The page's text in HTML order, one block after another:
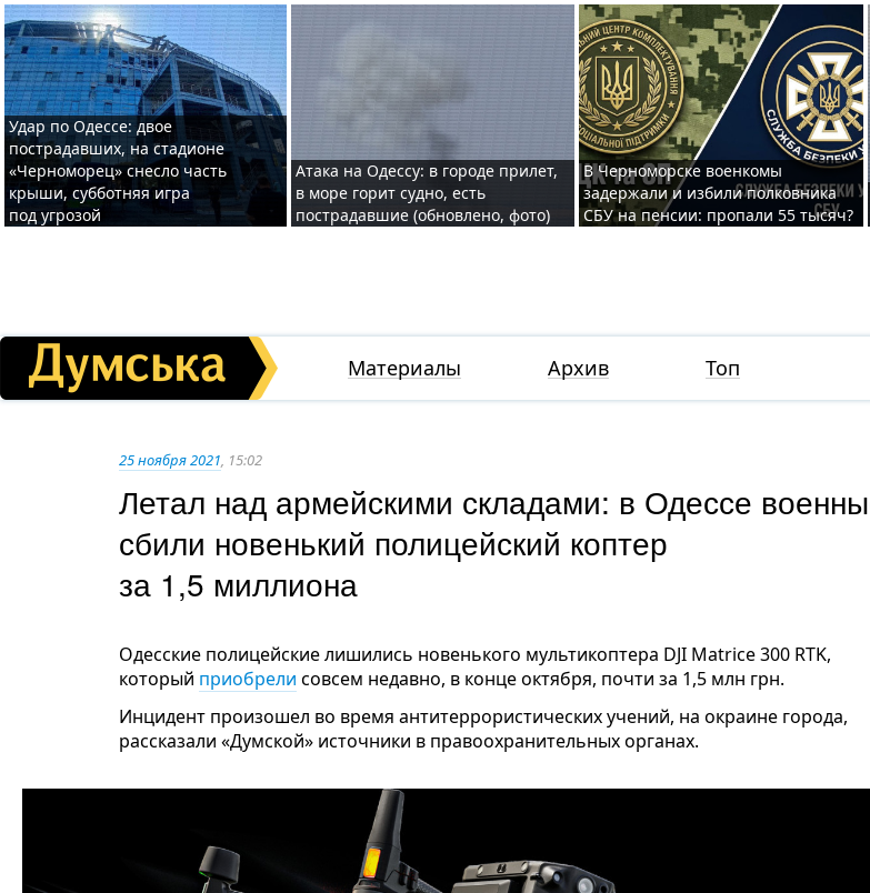
Удар по Одессе: двое
пострадавших, на стадионе
«Черноморец» снесло часть
крыши, субботняя игра
под угрозой
Атака на Одессу: в городе прилет,
в море горит судно, есть
пострадавшие (обновлено, фото)
В Черноморске военкомы
задержали и избили полковника
СБУ на пенсии: пропали 55 тысяч?
Материалы Архив Топ
25 ноября 2021, 15:02
Летал над армейскими складами: в Одессе
сбили новенький полицейский коптер
за 1,5 миллиона
Одесские полицейские лишились новенького мультикоптера DJI Matrice 300 RTK,
который приобрели совсем недавно, в конце октября, почти за 1,5 млн грн.
Инцидент произошел во время антитеррористических учений, на окраине города,
рассказали «Думской» источники в правоохранительных органах.